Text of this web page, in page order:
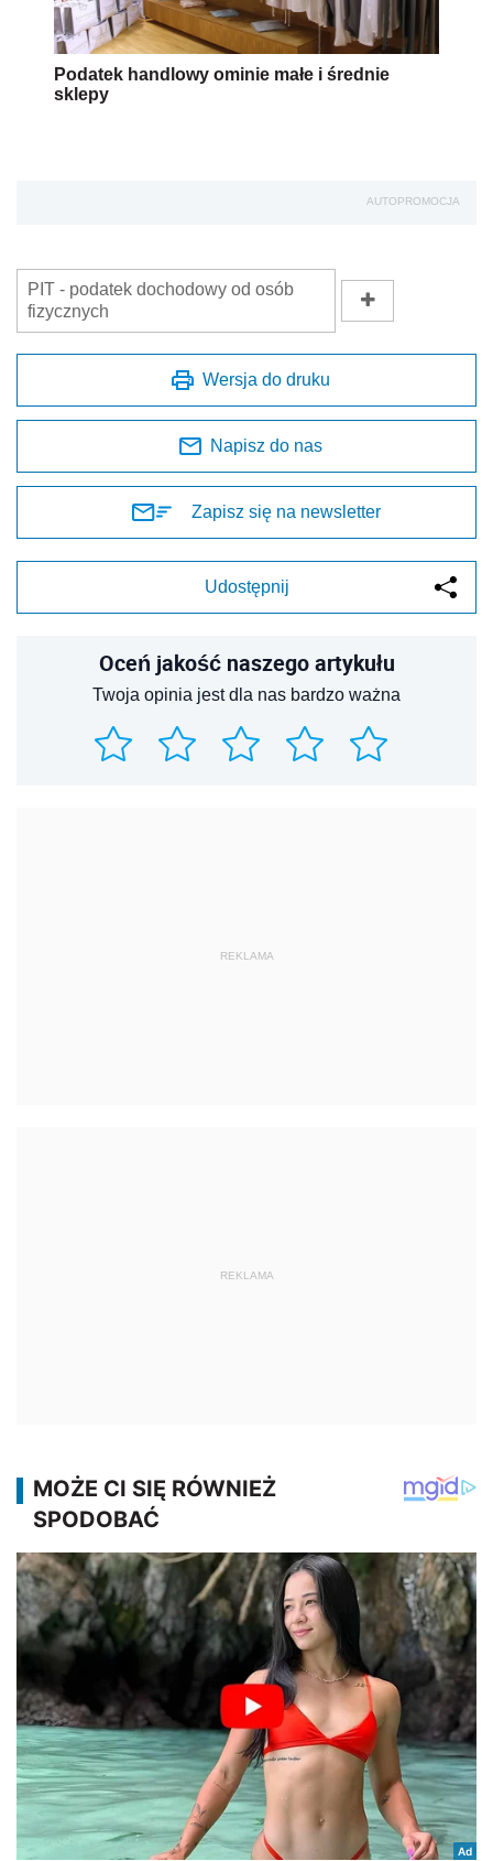
Podatek handlowy ominie małe i średnie
sklepy
AUTOPROMOCJA
PIT - podatek dochodowy od osób
fizycznych
Wersja do druku
Napisz do nas
Zapisz się na newsletter
Udostępnij
Oceń jakość naszego artykułu
Twoja opinia jest dla nas bardzo ważna
REKLAMA
REKLAMA